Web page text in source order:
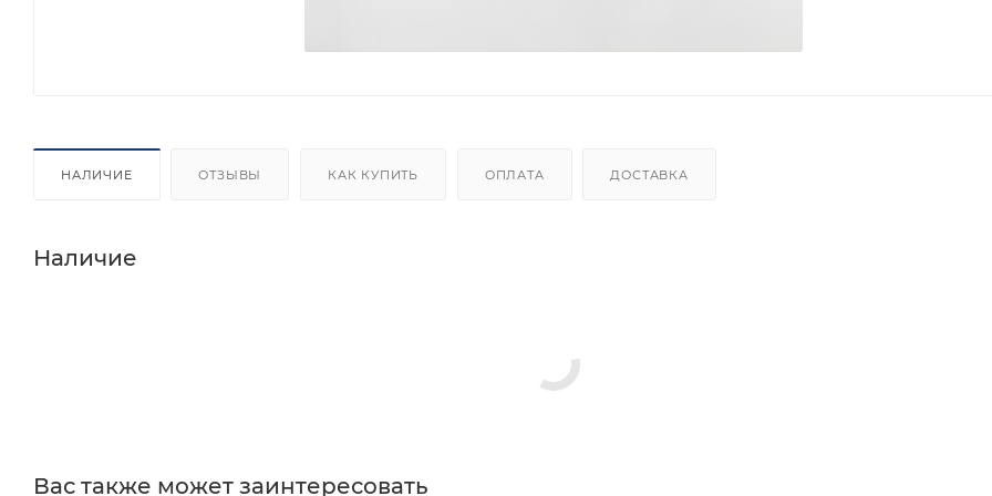
НАЛИЧИЕ ОТЗЫВЫ КАК КУПИТЬ ОПЛАТА ДОСТАВКА
Наличие
Вас также может заинтересовать